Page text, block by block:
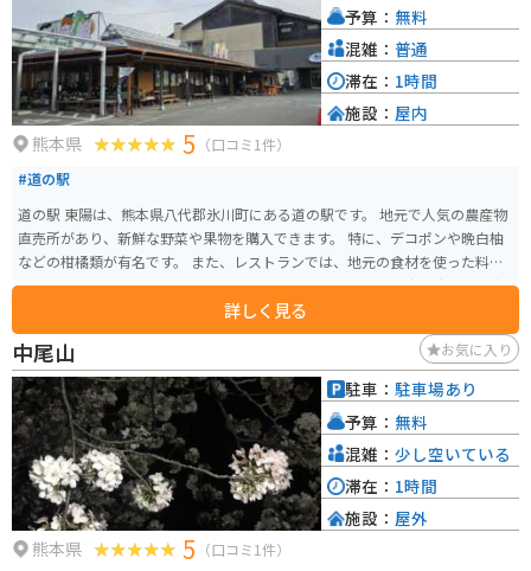
熊本県 5 （口コミ1件）
#道の駅
道の駅 東陽は、熊本県八代郡氷川町にある道の駅です。 地元で人気の農産物
直売所があり、新鮮な野菜や果物を購入できます。 特に、デコポンや晩白柚
などの柑橘類が有名です。 また、レストランでは、地元の食材を使った料理
を楽しむことができます。 バイクで訪れる場合、道の駅には広い駐車場が完
備されているので安心です。 周辺には、緑豊かな自然が広がっており、ツー
リングの休憩場所としても最適です。 道の駅から少し足を延ばせば、八代城
跡や球磨川下りなど、観光スポットも点在しています。
詳しく見る
予算： 無料
混雑： 普通
滞在： 1時間
施設： 屋内
中尾山 お気に入り
熊本県 5 （口コミ1件）
駐車： 駐車場あり
予算： 無料
混雑： 少し空いている
滞在： 1時間
施設： 屋外